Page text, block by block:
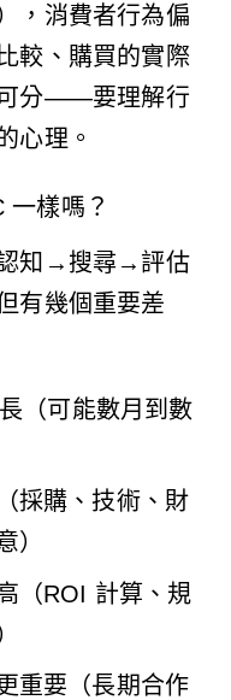
，消費者行為偏
較、購買的實際
分——要理解行
心理。
一樣嗎？
認知→搜尋→評估
有幾個重要差
（可能數月到數
採購、技術、財
）
（ROI 計算、規
重要（長期合作